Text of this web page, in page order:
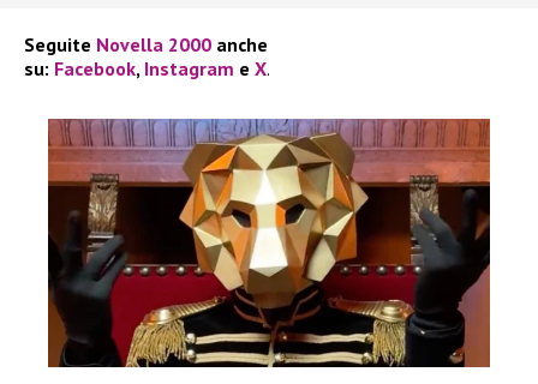
Seguite Novella 2000 anche
su: Facebook, Instagram e X.